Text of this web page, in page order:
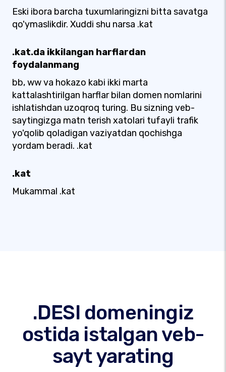
Eski ibora barcha tuxumlaringizni bitta savatga
qo'ymaslikdir. Xuddi shu narsa .kat
.kat.da ikkilangan harflardan
foydalanmang
bb, ww va hokazo kabi ikki marta
kattalashtirilgan harflar bilan domen nomlarini
ishlatishdan uzoqroq turing. Bu sizning veb-
saytingizga matn terish xatolari tufayli trafik
yo'qolib qoladigan vaziyatdan qochishga
yordam beradi. .kat
.kat
Mukammal .kat
.DESI domeningiz
ostida istalgan veb-
sayt yarating